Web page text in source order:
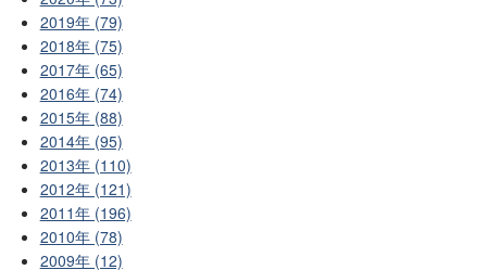
2019年 (79)
2018年 (75)
2017年 (65)
2016年 (74)
2015年 (88)
2014年 (95)
2013年 (110)
2012年 (121)
2011年 (196)
2010年 (78)
2009年 (12)